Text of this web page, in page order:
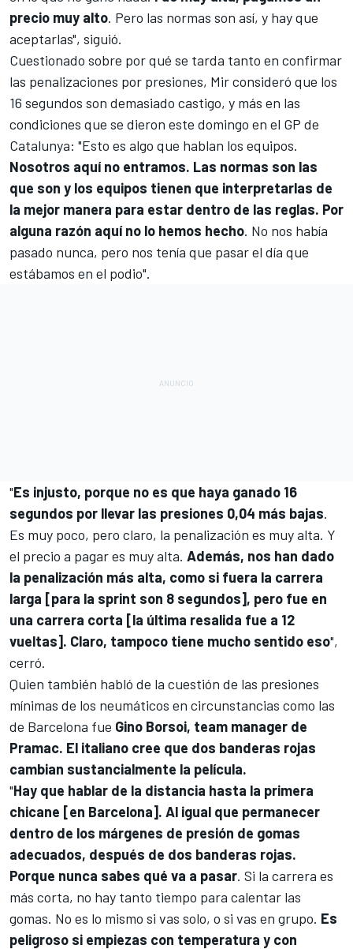
precio muy alto. Pero las normas son así, y hay que
aceptarlas", siguió.
Cuestionado sobre por qué se tarda tanto en confirmar
las penalizaciones por presiones, Mir consideró que los
16 segundos son demasiado castigo, y más en las
condiciones que se dieron este domingo en el GP de
Catalunya: "Esto es algo que hablan los equipos.
Nosotros aquí no entramos. Las normas son las
que son y los equipos tienen que interpretarlas de
la mejor manera para estar dentro de las reglas. Por
alguna razón aquí no lo hemos hecho. No nos había
pasado nunca, pero nos tenía que pasar el día que
estábamos en el podio".
"Es injusto, porque no es que haya ganado 16
segundos por llevar las presiones 0,04 más bajas.
Es muy poco, pero claro, la penalización es muy alta. Y
el precio a pagar es muy alta. Además, nos han dado
la penalización más alta, como si fuera la carrera
larga [para la sprint son 8 segundos], pero fue en
una carrera corta [la última resalida fue a 12
vueltas]. Claro, tampoco tiene mucho sentido eso",
cerró.
Quien también habló de la cuestión de las presiones
mínimas de los neumáticos en circunstancias como las
de Barcelona fue Gino Borsoi, team manager de
Pramac. El italiano cree que dos banderas rojas
cambian sustancialmente la película.
"Hay que hablar de la distancia hasta la primera
chicane [en Barcelona]. Al igual que permanecer
dentro de los márgenes de presión de gomas
adecuados, después de dos banderas rojas.
Porque nunca sabes qué va a pasar. Si la carrera es
más corta, no hay tanto tiempo para calentar las
gomas. No es lo mismo si vas solo, o si vas en grupo. Es
peligroso si empiezas con temperatura y con